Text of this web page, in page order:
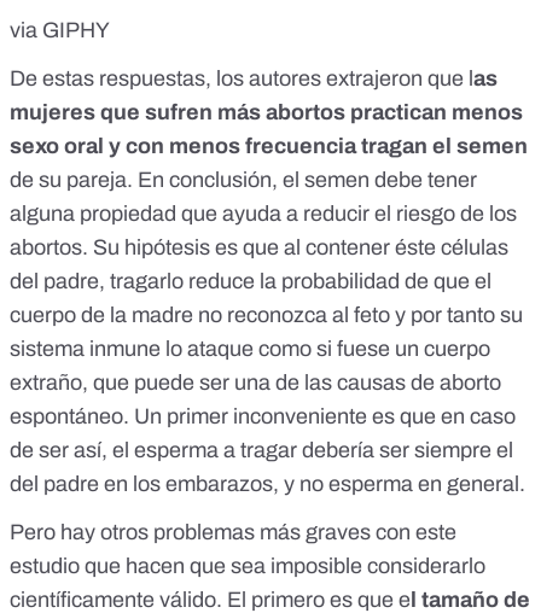
via GIPHY
De estas respuestas, los autores extrajeron que las
mujeres que sufren más abortos practican menos
sexo oral y con menos frecuencia tragan el semen
de su pareja. En conclusión, el semen debe tener
alguna propiedad que ayuda a reducir el riesgo de los
abortos. Su hipótesis es que al contener éste células
del padre, tragarlo reduce la probabilidad de que el
cuerpo de la madre no reconozca al feto y por tanto su
sistema inmune lo ataque como si fuese un cuerpo
extraño, que puede ser una de las causas de aborto
espontáneo. Un primer inconveniente es que en caso
de ser así, el esperma a tragar debería ser siempre el
del padre en los embarazos, y no esperma en general.
Pero hay otros problemas más graves con este
estudio que hacen que sea imposible considerarlo
científicamente válido. El primero es que el tamaño de